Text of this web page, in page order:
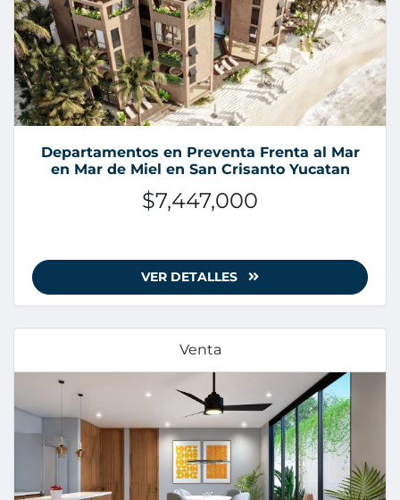
Departamentos en Preventa Frenta al Mar
en Mar de Miel en San Crisanto Yucatan
$7,447,000
VER DETALLES
Venta